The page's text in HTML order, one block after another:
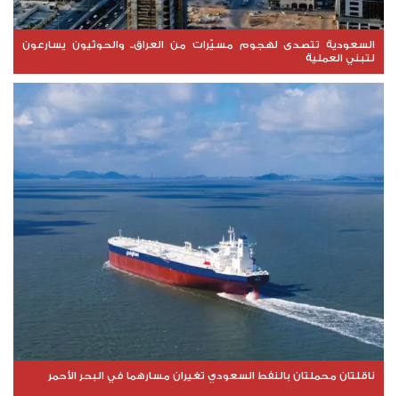
السعودية تتصدى لهجوم مسيّرات من العراق.. والحوثيون يسارعون
لتبني العملية
ناقلتان محملتان بالنفط السعودي تغيران مسارهما في البحر الأحمر